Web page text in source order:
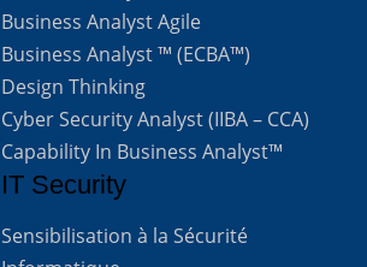
Business Analyst Agile
Business Analyst ™ (ECBA™)
Design Thinking
Cyber Security Analyst (IIBA – CCA)
Capability In Business Analyst™
IT Security
Sensibilisation à la Sécurité